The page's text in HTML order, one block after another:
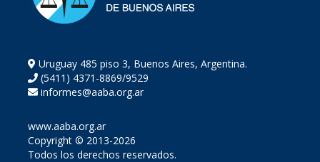
Uruguay 485 piso 3, Buenos Aires, Argentina.
(5411) 4371-8869/9529
informes@aaba.org.ar
www.aaba.org.ar
Copyright © 2013-2026
Todos los derechos reservados.